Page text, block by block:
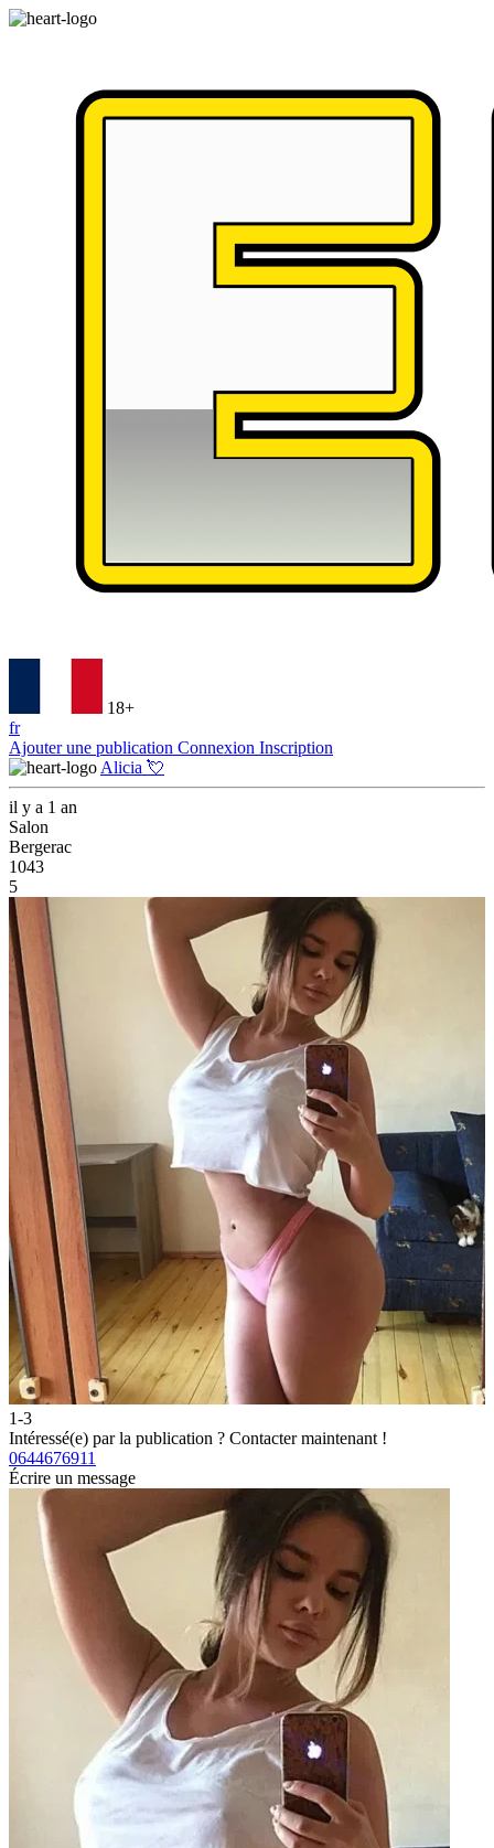
18+
fr
Ajouter une publication Connexion Inscription
Alicia 💘
il y a 1 an
Salon
Bergerac
1043
5
1-3
Intéressé(e) par la publication ? Contacter maintenant !
0644676911
Écrire un message